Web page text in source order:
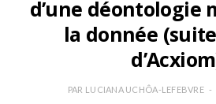
d’une déontologie
la donnée
PAR LUCIANA UCHÔA-LEFEBVRE